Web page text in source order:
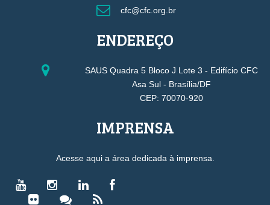
cfc@cfc.org.br
ENDEREÇO
SAUS Quadra 5 Bloco J Lote 3 - Edifício CFC
Asa Sul - Brasília/DF
CEP: 70070-920
IMPRENSA
Acesse aqui a área dedicada à imprensa.